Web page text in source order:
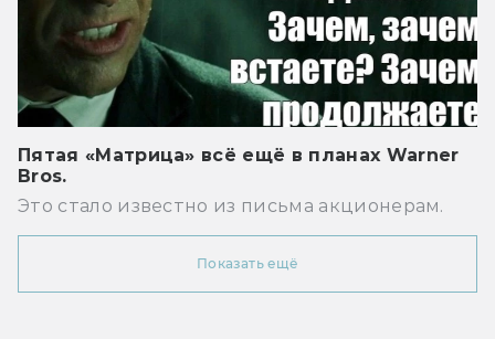
Пятая «Матрица» всё ещё в планах Warner
Bros.
Это стало известно из письма акционерам.
Показать ещё